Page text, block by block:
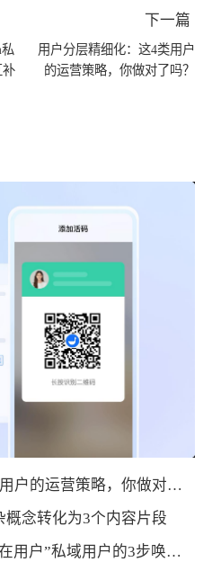
补
下一篇
用户分层精细化：这4类用户
的运营策略，你做对了吗？
1.用户分层精细化：这4类用户的运营策略，你做对了吗？
念转化为3个内容片段
3.从沉默到爆单：激活“潜在用户”私域用户的3步唤醒术